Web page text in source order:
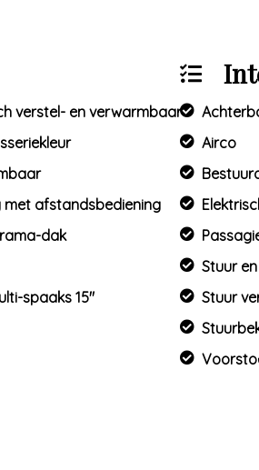
verstel- en verwarmbaar
met afstandsbediening
dak
spaaks 15"
Airco
Stuur
Stuur